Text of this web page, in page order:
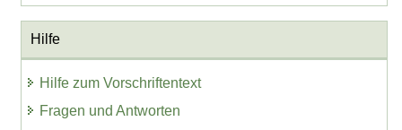
Hilfe
Hilfe zum Vorschriftentext
Fragen und Antworten